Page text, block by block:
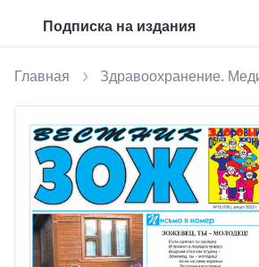
Подписка на издания
Главная Здравоохранение.